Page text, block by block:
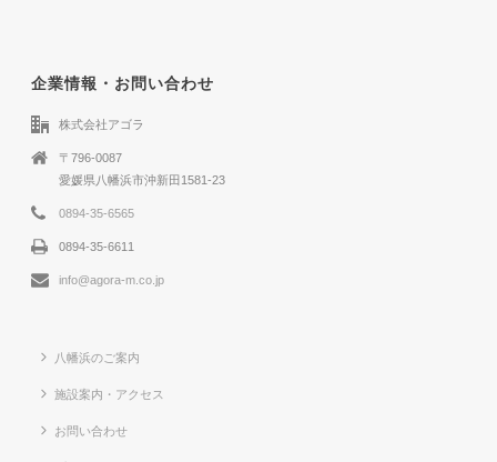
企業情報・お問い合わせ
株式会社アゴラ
〒796-0087
愛媛県八幡浜市沖新田1581-23
0894-35-6565
0894-35-6611
info@agora-m.co.jp
八幡浜のご案内
施設案内・アクセス
お問い合わせ